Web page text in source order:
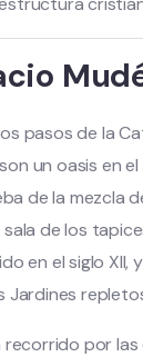
pasos de la
un oasis en
de la
de los
en el siglo
por las